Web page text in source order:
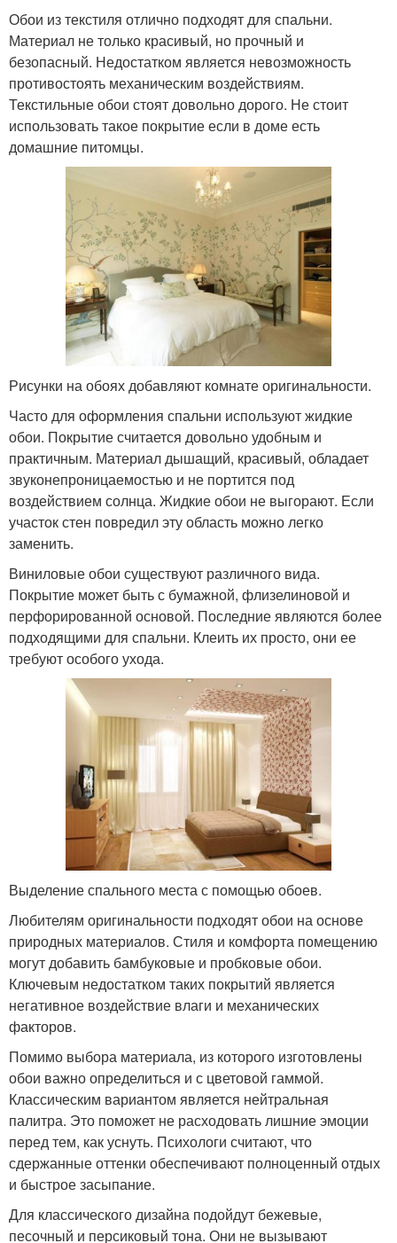
Обои из текстиля отлично подходят для спальни.
Материал не только красивый, но прочный и
безопасный. Недостатком является невозможность
противостоять механическим воздействиям.
Текстильные обои стоят довольно дорого. Не стоит
использовать такое покрытие если в доме есть
домашние питомцы.
Рисунки на обоях добавляют комнате оригинальности.
Часто для оформления спальни используют жидкие
обои. Покрытие считается довольно удобным и
практичным. Материал дышащий, красивый, обладает
звуконепроницаемостью и не портится под
воздействием солнца. Жидкие обои не выгорают. Если
участок стен повредил эту область можно легко
заменить.
Виниловые обои существуют различного вида.
Покрытие может быть с бумажной, флизелиновой и
перфорированной основой. Последние являются более
подходящими для спальни. Клеить их просто, они ее
требуют особого ухода.
Выделение спального места с помощью обоев.
Любителям оригинальности подходят обои на основе
природных материалов. Стиля и комфорта помещению
могут добавить бамбуковые и пробковые обои.
Ключевым недостатком таких покрытий является
негативное воздействие влаги и механических
факторов.
Помимо выбора материала, из которого изготовлены
обои важно определиться и с цветовой гаммой.
Классическим вариантом является нейтральная
палитра. Это поможет не расходовать лишние эмоции
перед тем, как уснуть. Психологи считают, что
сдержанные оттенки обеспечивают полноценный отдых
и быстрое засыпание.
Для классического дизайна подойдут бежевые,
песочный и персиковый тона. Они не вызывают